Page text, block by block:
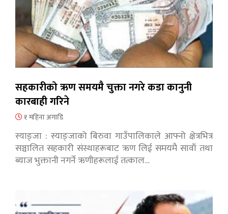
सहकारीको ऋण समयमै चुक्ता नगरे कडा कानुनी
कारबाही गरिने
१ महिना अगाडि
स्याङ्जा : स्याङ्जाको बिरुवा गाउँपालिकाले आफ्नो क्षेत्रभित्र
सञ्चालित सहकारी संस्थाहरूबाट ऋण लिई समयमै सावाँ तथा
ब्याज भुक्तानी नगर्ने ऋणीहरूलाई तत्काल…